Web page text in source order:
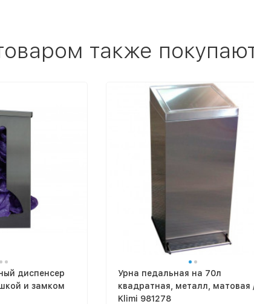
также
диспенсер
и замком
Урна педальная на 70л
квадратная, металл, матовая
Klimi 981278